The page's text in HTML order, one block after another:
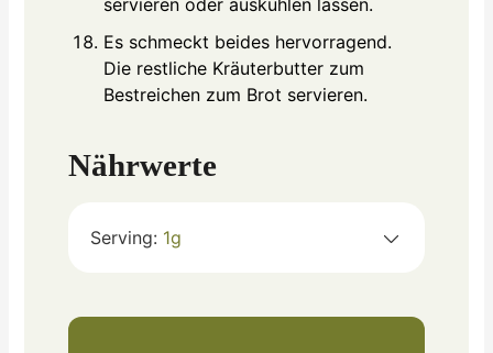
Es schmeckt beides hervorragend.
Die restliche Kräuterbutter zum
Bestreichen zum Brot servieren.
Nährwerte
Serving: 1g